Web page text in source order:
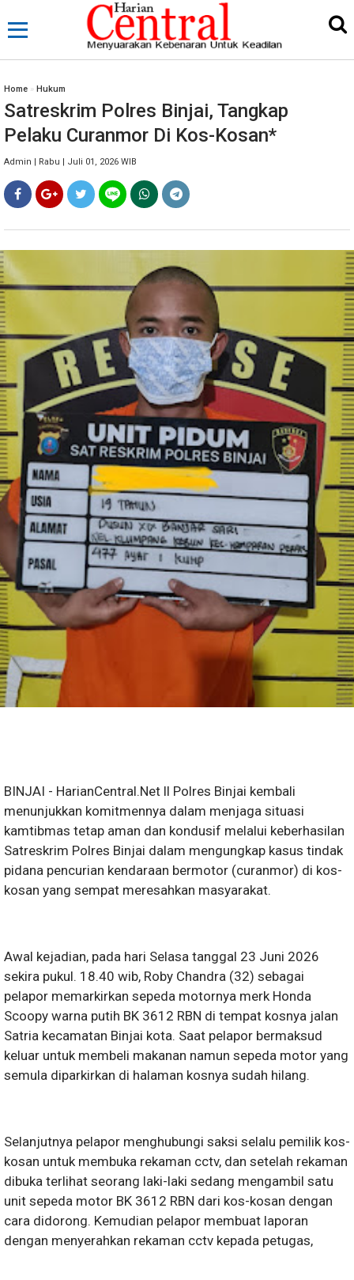
Home » Hukum
Satreskrim Polres Binjai, Tangkap
Pelaku Curanmor Di Kos-Kosan*
Admin | Rabu | Juli 01, 2026 WIB
BINJAI - HarianCentral.Net ll Polres Binjai kembali
menunjukkan komitmennya dalam menjaga situasi
kamtibmas tetap aman dan kondusif melalui keberhasilan
Satreskrim Polres Binjai dalam mengungkap kasus tindak
pidana pencurian kendaraan bermotor (curanmor) di kos-
kosan yang sempat meresahkan masyarakat.
Awal kejadian, pada hari Selasa tanggal 23 Juni 2026
sekira pukul. 18.40 wib, Roby Chandra (32) sebagai
pelapor memarkirkan sepeda motornya merk Honda
Scoopy warna putih BK 3612 RBN di tempat kosnya jalan
Satria kecamatan Binjai kota. Saat pelapor bermaksud
keluar untuk membeli makanan namun sepeda motor yang
semula diparkirkan di halaman kosnya sudah hilang.
Selanjutnya pelapor menghubungi saksi selalu pemilik kos-
kosan untuk membuka rekaman cctv, dan setelah rekaman
dibuka terlihat seorang laki-laki sedang mengambil satu
unit sepeda motor BK 3612 RBN dari kos-kosan dengan
cara didorong. Kemudian pelapor membuat laporan
dengan menyerahkan rekaman cctv kepada petugas,